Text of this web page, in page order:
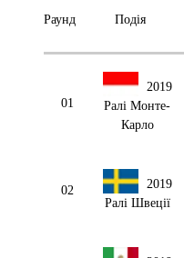
Раунд Подія
01
2019
Ралі Монте-
Карло
02
2019
Ралі Швеції